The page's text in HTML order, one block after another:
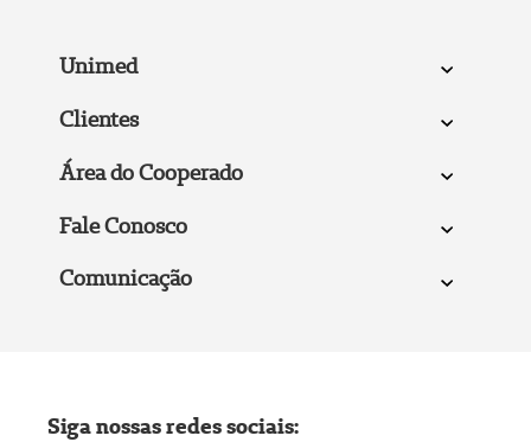
Unimed
Clientes
Área do Cooperado
Fale Conosco
Comunicação
Siga nossas redes sociais: